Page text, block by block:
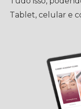
Tablet, celular e